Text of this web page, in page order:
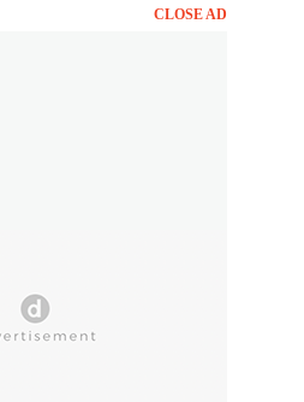
CLOSE AD